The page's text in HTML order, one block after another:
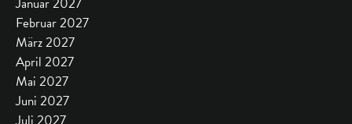
Februar 2027
März 2027
April 2027
Mai 2027
Juni 2027